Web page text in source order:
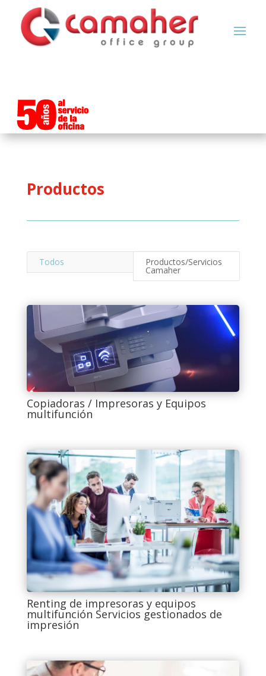
Productos
Todos Productos/Servicios
Camaher
Copiadoras / Impresoras y Equipos
multifunción
Renting de impresoras y equipos
multifunción Servicios gestionados de
impresión